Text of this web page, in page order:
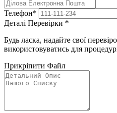
Телефон*
Деталі Перевірки *
Будь ласка, надайте свої
використовуватись для
Прикріпити Файл